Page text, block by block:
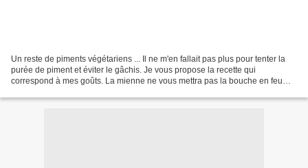
Un reste de piments végétariens ... Il ne m'en fallait pas plus pour tenter la
purée de piment et éviter le gâchis. Je vous propose la recette qui
correspond à mes goûts. La mienne ne vous mettra pas la bouche en feu